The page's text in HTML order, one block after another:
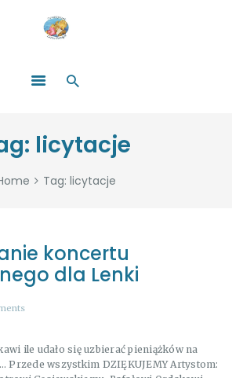
licytacje
Tag: licytacje
DARCZYŃCĄ!
koncertu
dla Lenki
ile udało się uzbierać pieniążków na
Przede wszystkim DZIĘKUJEMY Artystom: